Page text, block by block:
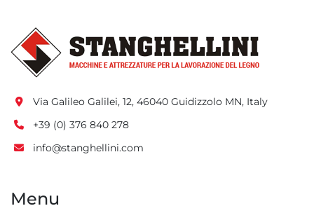
Via Galileo Galilei, 12, 46040 Guidizzolo MN, Italy
+39 (0) 376 840 278
info@stanghellini.com
Menu